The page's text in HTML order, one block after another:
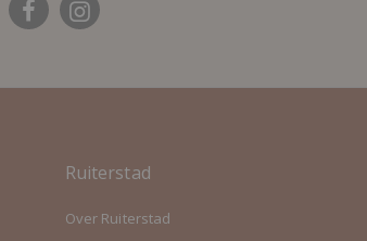
Ruiterstad
Over Ruiterstad